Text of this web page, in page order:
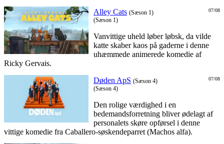
07/08
Alley Cats (Sæson 1)
(Sæson 1)
Vanvittige uheld løber løbsk, da vilde
katte skaber kaos på gaderne i denne
uhæmmede animerede komedie af
Ricky Gervais.
07/08
Døden ApS (Sæson 4)
(Sæson 4)
Den rolige værdighed i en
bedemandsforretning bliver ødelagt af
personalets skøre opførsel i denne
vittige komedie fra Caballero-søskendeparret (Machos alfa).